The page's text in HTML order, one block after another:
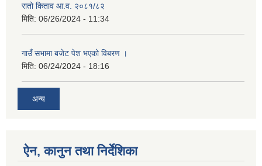
रातो किताव आ.व. २०८१/८२
मिति: 06/26/2024 - 11:34
गाउँ सभामा बजेट पेश भएको विबरण ।
मिति: 06/24/2024 - 18:16
अन्य
ऐन, कानुन तथा निर्देशिका